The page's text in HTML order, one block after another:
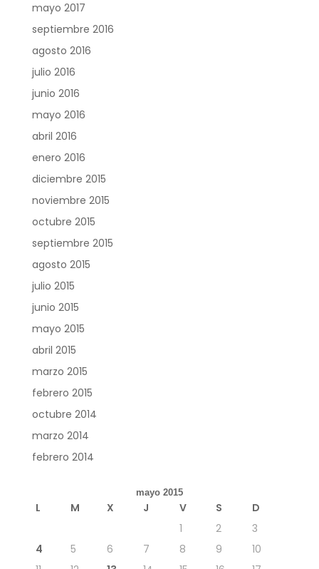
mayo 2017
septiembre 2016
agosto 2016
julio 2016
junio 2016
mayo 2016
abril 2016
enero 2016
diciembre 2015
noviembre 2015
octubre 2015
septiembre 2015
agosto 2015
julio 2015
junio 2015
mayo 2015
abril 2015
marzo 2015
febrero 2015
octubre 2014
marzo 2014
febrero 2014
mayo 2015
L M X J V S
D
1
2
3
4
5 6 7 8 9
10